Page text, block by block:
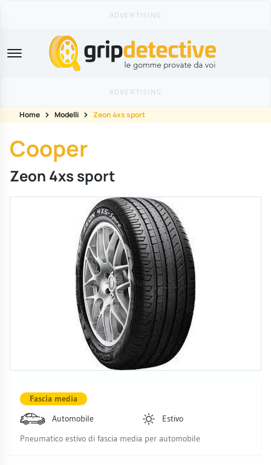
GripDetective
Home Modelli Zeon 4xs sport
Cooper
Zeon 4xs sport
Fascia media
Automobile
Estivo
Pneumatico estivo di fascia media per automobile